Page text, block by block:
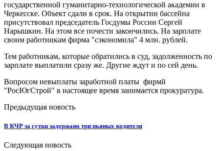
государственной гуманитарно-технологической академии в
Черкесске. Объект сдали в срок. На открытии бассейна
присутствовал председатель Госдумы России Сергей
Нарышкин. На этом все почести закончились. На зарплате
своим работникам фирма "сэкономила" 4 млн. рублей.
Тем работникам, которые обратились в суд, задолженность по
зарплате выплатили сразу же. Другие ждут и по сей день.
Вопросом невыплаты заработной платы фирмй
"РосЮгСтрой" в настоящее время занимается прокуратура.
Предыдущая новость
В КЧР за сутки задержано три пьяных водителя
Следующая новость